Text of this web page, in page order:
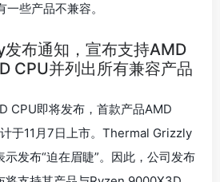
些产品不兼容。
布通知，宣布支持AMD
CPU并列出所有兼容产品
CPU即将发布，首款产品AMD
于11月7日上市。Thermal Grizzly
发布“迫在眉睫”。因此，公司发布